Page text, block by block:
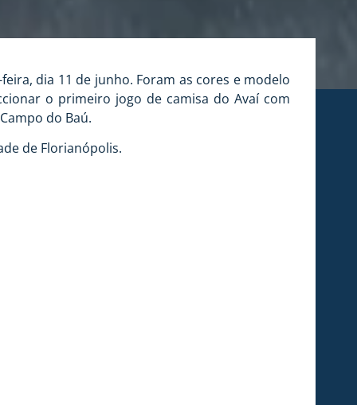
dia 11 de junho. Foram as cores e modelo
o primeiro jogo de camisa do Avaí com
do Baú.
de Florianópolis.